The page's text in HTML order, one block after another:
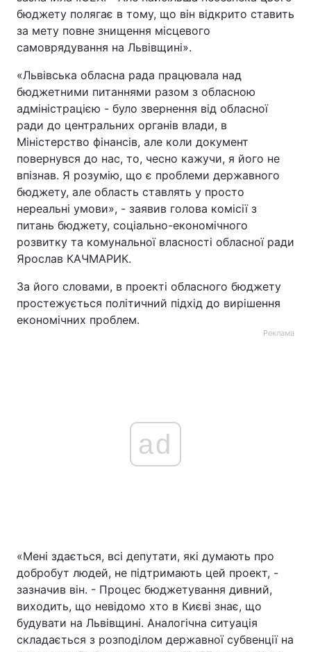
бюджету полягає в тому, що він відкрито ставить
за мету повне знищення місцевого
самоврядування на Львівщині».
«Львівська обласна рада працювала над
бюджетними питаннями разом з обласною
адміністрацією - було звернення від обласної
ради до центральних органів влади, в
Міністерство фінансів, але коли документ
повернувся до нас, то, чесно кажучи, я його не
впізнав. Я розумію, що є проблеми державного
бюджету, але область ставлять у просто
нереальні умови», - заявив голова комісії з
питань бюджету, соціально-економічного
розвитку та комунальної власності обласної ради
Ярослав КАЧМАРИК.
За його словами, в проекті обласного бюджету
простежується політичний підхід до вирішення
економічних проблем.
Реклама
ad
«Мені здається, всі депутати, які думають про
добробут людей, не підтримають цей проект, -
зазначив він. - Процес бюджетування дивний,
виходить, що невідомо хто в Києві знає, що
будувати на Львівщині. Аналогічна ситуація
складається з розподілом державної субвенції на